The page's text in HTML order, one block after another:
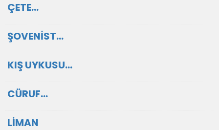
ÇETE…
ŞOVENİST…
KIŞ UYKUSU…
CÜRUF…
LİMAN